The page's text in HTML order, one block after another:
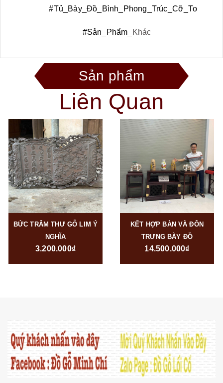
#Tủ_Bày_Đồ_Bình_Phong_Trúc_Cỡ_To
#Sản_Phẩm_ Khác
Sản phẩm
Liên Quan
BỨC TRÂM THƯ GỖ LIM Ý
NGHĨA
3.200.000₫
KẾT HỢP BÀN VÀ ĐÔN
TRƯNG BÀY ĐỒ
14.500.000₫